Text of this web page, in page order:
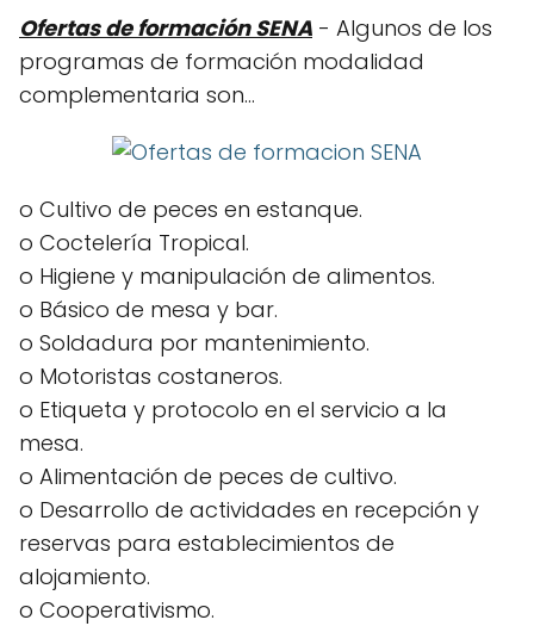
Ofertas de formación SENA - Algunos de los
programas de formación modalidad
complementaria son…
o Cultivo de peces en estanque.
o Coctelería Tropical.
o Higiene y manipulación de alimentos.
o Básico de mesa y bar.
o Soldadura por mantenimiento.
o Motoristas costaneros.
o Etiqueta y protocolo en el servicio a la
mesa.
o Alimentación de peces de cultivo.
o Desarrollo de actividades en recepción y
reservas para establecimientos de
alojamiento.
o Cooperativismo.